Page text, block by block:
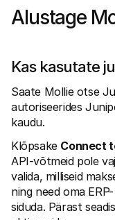
Alustage
Kas kasutate
Saate Mollie otse
autoriseerides
kaudu.
Klõpsake Connect
API-võtmeid pole
valida, milliseid
ning need oma
siduda. Pärast